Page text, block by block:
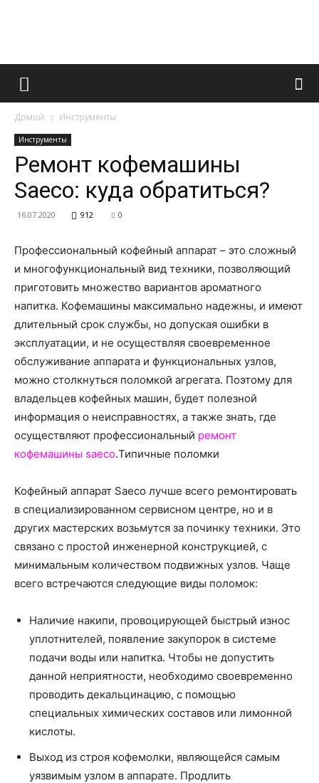
Французский
и
все
о
нем
Домой Инструменты
Инструменты
Ремонт кофемашины
Saeco: куда обратиться?
16.07.2020 912 0
Профессиональный кофейный аппарат – это сложный
и многофункциональный вид техники, позволяющий
приготовить множество вариантов ароматного
напитка. Кофемашины максимально надежны, и имеют
длительный срок службы, но допуская ошибки в
эксплуатации, и не осуществляя своевременное
обслуживание аппарата и функциональных узлов,
можно столкнуться поломкой агрегата. Поэтому для
владельцев кофейных машин, будет полезной
информация о неисправностях, а также знать, где
осуществляют профессиональный ремонт
кофемашины saeco.Типичные поломки
Кофейный аппарат Saeco лучше всего ремонтировать
в специализированном сервисном центре, но и в
других мастерских возьмутся за починку техники. Это
связано с простой инженерной конструкцией, с
минимальным количеством подвижных узлов. Чаще
всего встречаются следующие виды поломок:
Наличие накипи, провоцирующей быстрый износ
уплотнителей, появление закупорок в системе
подачи воды или напитка. Чтобы не допустить
данной неприятности, необходимо своевременно
проводить декальцинацию, с помощью
специальных химических составов или лимонной
кислоты.
Выход из строя кофемолки, являющейся самым
уязвимым узлом в аппарате. Продлить